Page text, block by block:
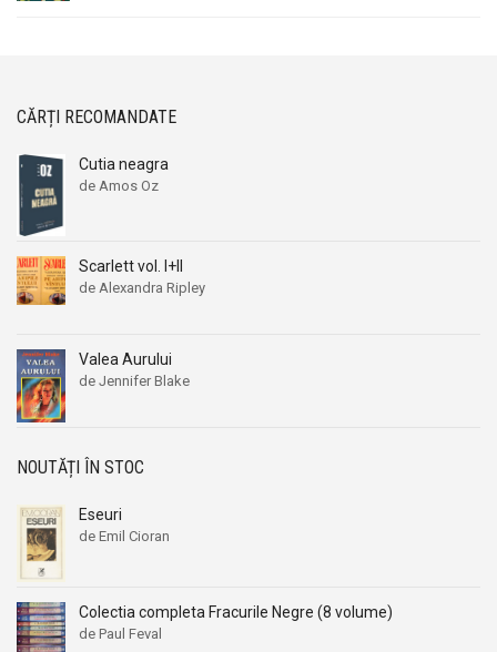
CĂRȚI RECOMANDATE
Cutia neagra
de Amos Oz
Scarlett vol. I+II
de Alexandra Ripley
Valea Aurului
de Jennifer Blake
NOUTĂȚI ÎN STOC
Eseuri
de Emil Cioran
Colectia completa Fracurile Negre (8 volume)
de Paul Feval